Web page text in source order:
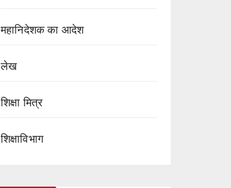
महानिदेशक का आदेश
लेख
शिक्षा मित्र
शिक्षाविभाग